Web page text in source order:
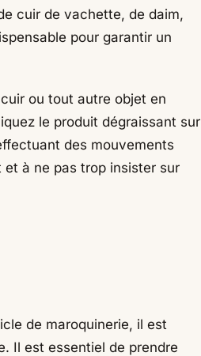
cuir de vachette, de daim,
pour garantir un
ou tout autre objet en
le produit dégraissant sur
des mouvements
à ne pas trop insister sur
de maroquinerie, il est
Il est essentiel de prendre